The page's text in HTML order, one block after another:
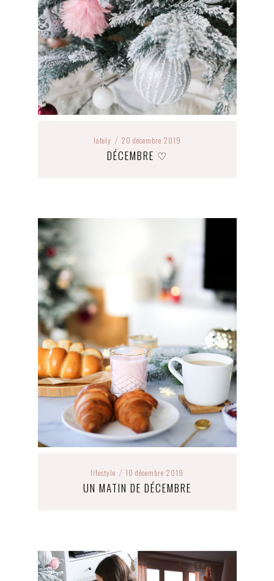
lately / 20 décembre 2019
DÉCEMBRE ♡
lifestyle / 10 décembre 2019
UN MATIN DE DÉCEMBRE